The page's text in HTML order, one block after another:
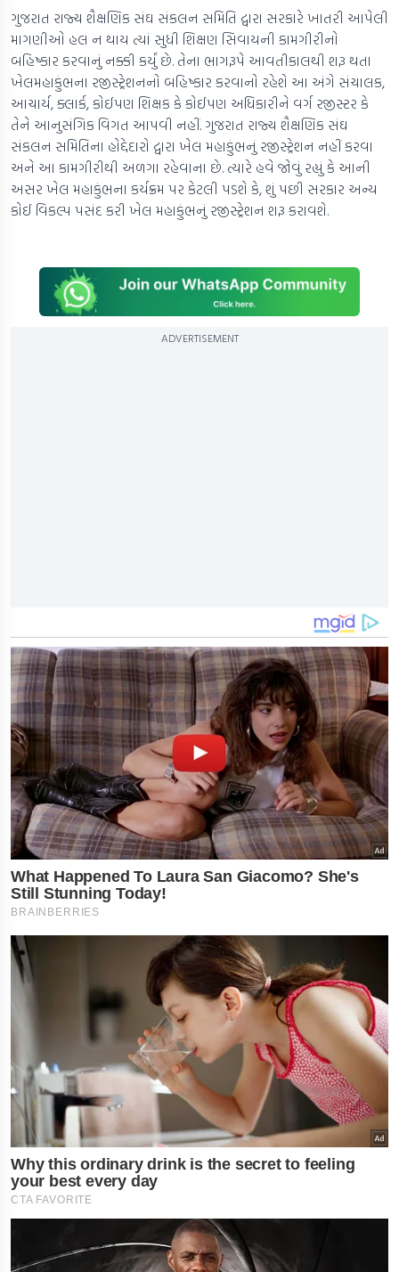
ગુજરાત રાજ્ય શૈક્ષણિક સંઘ સંકલન સમિતિ દ્વારા સરકારે ખાતરી આપેલી
માગણીઓ હલ ન થાય ત્યાં સુધી શિક્ષણ સિવાયની કામગીરીનો
બહિષ્કાર કરવાનું નક્કી કર્યું છે. તેના ભાગરૂપે આવતીકાલથી શરૂ થતા
ખેલમહાકુંભના રજીસ્ટ્રેશનનો બહિષ્કાર કરવાનો રહેશે આ અંગે સંચાલક,
આચાર્ય, ક્લાર્ક, કોઈપણ શિક્ષક કે કોઈપણ અધિકારીને વર્ગ રજીસ્ટર કે
તેને આનુસંગિક વિગત આપવી નહીં. ગુજરાત રાજ્ય શૈક્ષણિક સંઘ
સંકલન સમિતિના હોદ્દેદારો દ્વારા ખેલ મહાકુંભનું રજીસ્ટ્રેશન નહીં કરવા
અને આ કામગીરીથી અળગા રહેવાના છે. ત્યારે હવે જોવું રહ્યું કે આની
અસર ખેલ મહાકુંભના કર્યક્રમ પર કેટલી પડશે કે, શું પછી સરકાર અન્ય
કોઈ વિકલ્પ પસંદ કરી ખેલ મહાકુંભનું રજીસ્ટ્રેશન શરૂ કરાવશે.
ADVERTISEMENT